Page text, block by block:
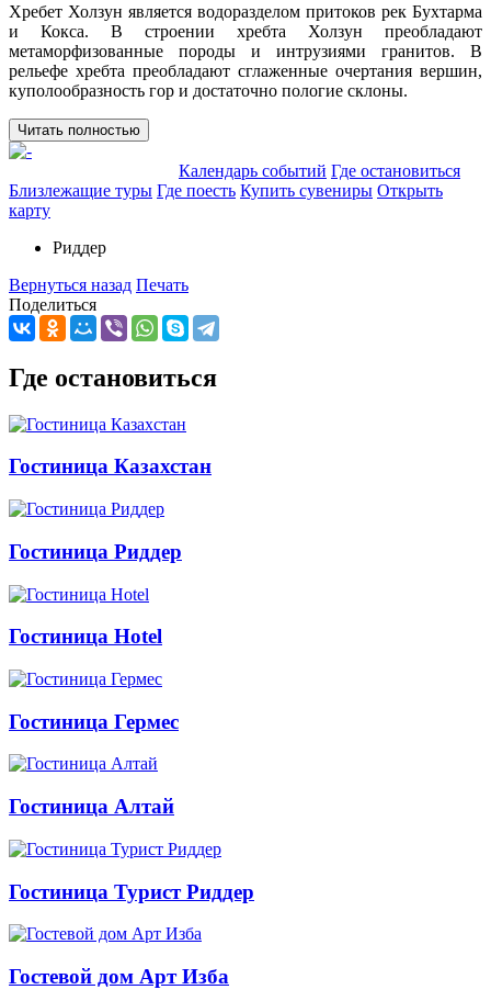
Хребет Холзун является водоразделом притоков рек Бухтарма
и Кокса. В строении хребта Холзун преобладают
метаморфизованные породы и интрузиями гранитов. В
рельефе хребта преобладают сглаженные очертания вершин,
куполообразность гор и достаточно пологие склоны.
Читать полностью
Календарь событий Где остановиться
Близлежащие туры Где поесть Купить сувениры Открыть
карту
Риддер
Вернуться назад Печать
Поделиться
Где остановиться
Гостиница Казахстан
Гостиница Риддер
Гостиница Hotel
Гостиница Гермес
Гостиница Алтай
Гостиница Турист Риддер
Гостевой дом Арт Изба